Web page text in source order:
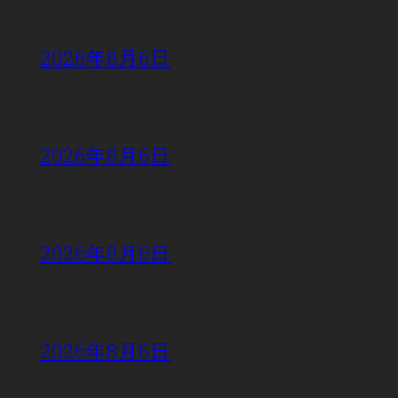
2026年8月6日
2026年8月6日
2026年8月6日
2026年8月6日